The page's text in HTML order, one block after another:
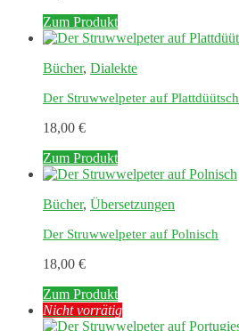
Zum Produkt
Bücher, Dialekte
Der Struwwelpeter auf Plattdüütsch
18,00 €
Zum Produkt
Bücher, Übersetzungen
Der Struwwelpeter auf Polnisch
18,00 €
Zum Produkt
Nicht vorrätig